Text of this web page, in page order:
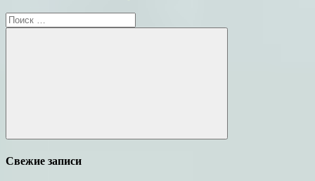
Поиск
для:
Поиск
Свежие записи